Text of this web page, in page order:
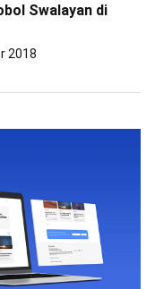
Swalayan di
2018